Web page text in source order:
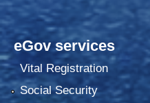
eGov services
Vital Registration
Social Security